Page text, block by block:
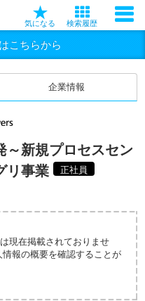
気になる 検索履歴
こちらから
企業情報
～新規プロセスセン
リ事業
正社員
現在掲載されておりませ
報の概要を確認することが